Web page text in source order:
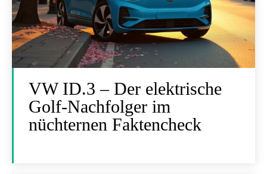
VW ID.3 – Der elektrische
Golf-Nachfolger im
nüchternen Faktencheck